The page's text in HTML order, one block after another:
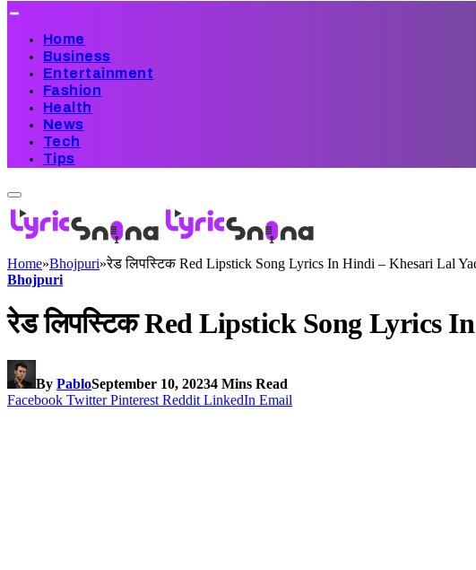
Home
Business
Entertainment
Fashion
Health
News
Tech
Tips
Home»Bhojpuri»रेड लिपस्टिक Red Lipstick Song Lyrics In Hindi – Khesari Lal
Bhojpuri
रेड लिपस्टिक Red Lipstick Song Lyrics
By PabloSeptember 10, 20234 Mins Read
Facebook Twitter Pinterest Reddit LinkedIn Email